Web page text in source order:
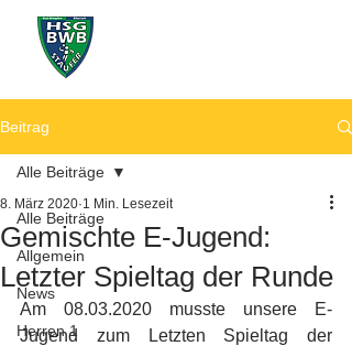
Beitrag
Alle Beiträge
Allgemein
News
Herren 1
Alle Beiträge
Gemischte E-Jugend:
Letzter Spieltag der Runde
8. März 2020 1 Min. Lesezeit
Am 08.03.2020 musste unsere E-
Jugend zum Letzten Spieltag der